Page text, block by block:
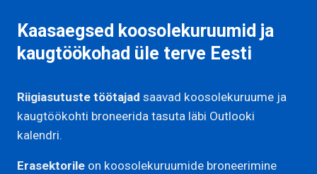
Kaasaegsed koosolekuruumid ja
kaugtöökohad üle terve Eesti
Riigiasutuste töötajad saavad koosolekuruume ja
kaugtöökohti broneerida tasuta läbi Outlooki
kalendri.
Erasektorile on koosolekuruumide broneerimine